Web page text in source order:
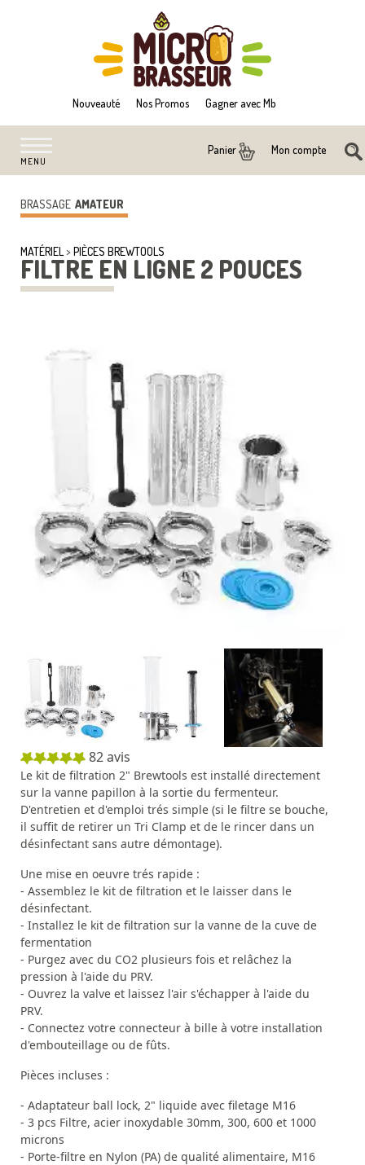
Nouveauté Nos Promos Gagner avec Mb
Panier Mon compte
MENU
MATÉRIEL> PIÈCES BREWTOOLS
FILTRE EN LIGNE 2 POUCES
BRASSAGE AMATEUR
82avis
Le kit de filtration 2" Brewtools est installé directement
sur la vanne papillon à la sortie du fermenteur.
D'entretien et d'emploi trés simple (si le filtre se bouche,
il suffit de retirer un Tri Clamp et de le rincer dans un
désinfectant sans autre démontage).
Une mise en oeuvre trés rapide :
- Assemblez le kit de filtration et le laisser dans le
désinfectant.
- Installez le kit de filtration sur la vanne de la cuve de
fermentation
- Purgez avec du CO2 plusieurs fois et relâchez la
pression à l'aide du PRV.
- Ouvrez la valve et laissez l'air s'échapper à l'aide du
PRV.
- Connectez votre connecteur à bille à votre installation
d'embouteillage ou de fûts.
Pièces incluses :
- Adaptateur ball lock, 2" liquide avec filetage M16
- 3 pcs Filtre, acier inoxydable 30mm, 300, 600 et 1000
microns
- Porte-filtre en Nylon (PA) de qualité alimentaire, M16